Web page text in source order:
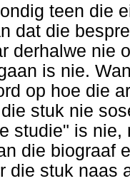
teen die
dat die
derhalwe nie
is nie.
op hoe die
stuk nie
studie" is nie,
die biograaf
die stuk naas